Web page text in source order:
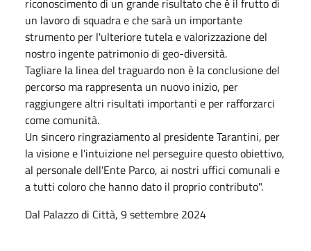
un lavoro di squadra e che sarà un importante
strumento per l'ulteriore tutela e valorizzazione del
nostro ingente patrimonio di geo-diversità.
Tagliare la linea del traguardo non è la conclusione del
percorso ma rappresenta un nuovo inizio, per
raggiungere altri risultati importanti e per rafforzarci
come comunità.
Un sincero ringraziamento al presidente Tarantini, per
la visione e l'intuizione nel perseguire questo obiettivo,
al personale dell'Ente Parco, ai nostri uffici comunali e
a tutti coloro che hanno dato il proprio contributo".
Dal Palazzo di Città, 9 settembre 2024